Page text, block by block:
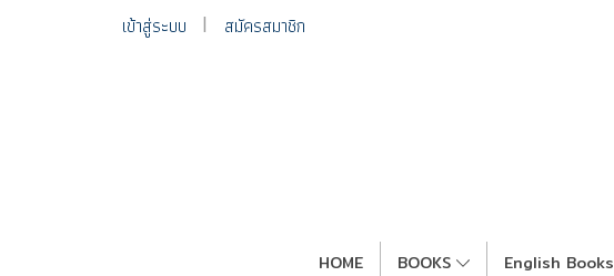
เข้าสู่ระบบ สมัครสมาชิก
HOME BOOKS English Books